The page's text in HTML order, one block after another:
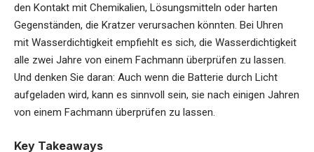
den Kontakt mit Chemikalien, Lösungsmitteln oder harten
Gegenständen, die Kratzer verursachen könnten. Bei Uhren
mit Wasserdichtigkeit empfiehlt es sich, die Wasserdichtigkeit
alle zwei Jahre von einem Fachmann überprüfen zu lassen.
Und denken Sie daran: Auch wenn die Batterie durch Licht
aufgeladen wird, kann es sinnvoll sein, sie nach einigen Jahren
von einem Fachmann überprüfen zu lassen.
Key Takeaways